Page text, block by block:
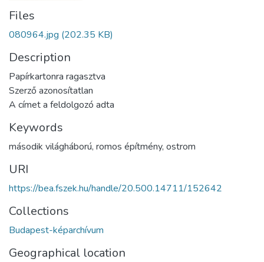
Files
080964.jpg (202.35 KB)
Description
Papírkartonra ragasztva
Szerző azonosítatlan
A címet a feldolgozó adta
Keywords
második világháború, romos építmény, ostrom
URI
https://bea.fszek.hu/handle/20.500.14711/152642
Collections
Budapest-képarchívum
Geographical location